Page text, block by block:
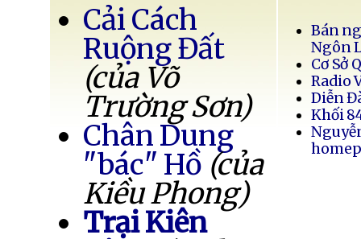
Cải Cách
Ruộng Đất
(của Võ
Trường Sơn)
Chân Dung
"bác" Hồ (của
Kiều Phong)
Trại Kiên
Bán
Ngôn
Cơ Sở
Radio
Diễn
Khối